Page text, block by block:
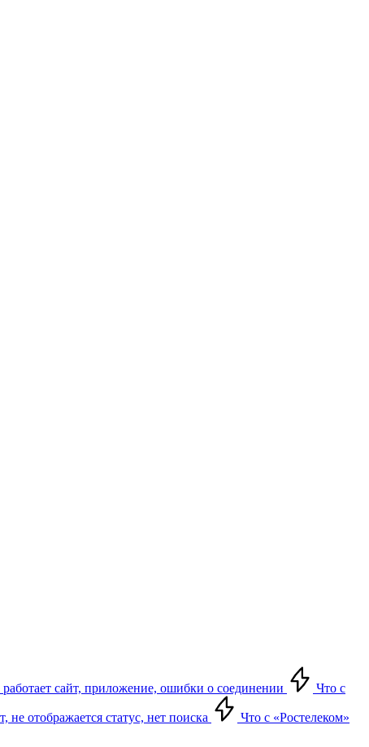
сайт, приложение, ошибки о соединении Что с
не отображается статус, нет поиска
Что с «Ростелеком»